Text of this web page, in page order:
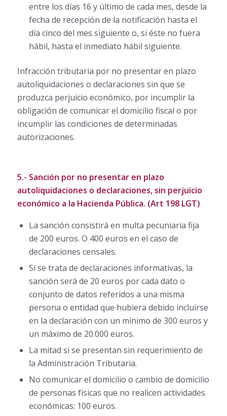
entre los días 16 y último de cada mes, desde la
fecha de recepción de la notificación hasta el
día cinco del mes siguiente o, si éste no fuera
hábil, hasta el inmediato hábil siguiente.
Infracción tributaria por no presentar en plazo
autoliquidaciones o declaraciones sin que se
produzca perjuicio económico, por incumplir la
obligación de comunicar el domicilio fiscal o por
incumplir las condiciones de determinadas
autorizaciones.
5.- Sanción por no presentar en plazo
autoliquidaciones o declaraciones, sin perjuicio
económico a la Hacienda Pública. (Art 198 LGT)
La sanción consistirá en multa pecuniaria fija
de 200 euros. O 400 euros en el caso de
declaraciones censales.
Si se trata de declaraciones informativas, la
sanción será de 20 euros por cada dato o
conjunto de datos referidos a una misma
persona o entidad que hubiera debido incluirse
en la declaración con un mínimo de 300 euros y
un máximo de 20.000 euros.
La mitad si se presentan sin requerimiento de
la Administración Tributaria.
No comunicar el domicilio o cambio de domicilio
de personas físicas que no realicen actividades
económicas: 100 euros.